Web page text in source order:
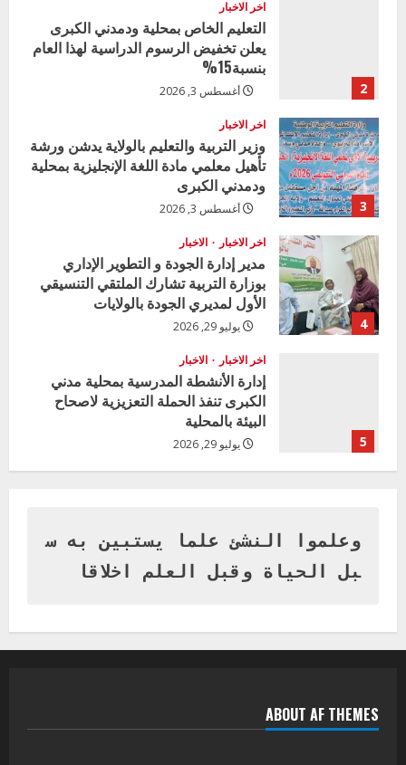
2
اخر الاخبار
التعليم الخاص بمحلية ودمدني الكبرى
يعلن تخفيض الرسوم الدراسية لهذا العام
بنسبة15%
أغسطس 3, 2026
3
اخر الاخبار
وزير التربية والتعليم بالولاية يدشن ورشة
تأهيل معلمي مادة اللغة الإنجليزية بمحلية
ودمدني الكبرى
أغسطس 3, 2026
4
اخر الاخبار الاخبار
مدير إدارة الجودة و التطوير الإداري
بوزارة التربية تشارك الملتقي التنسيقي
الأول لمديري الجودة بالولايات
يوليو 29, 2026
5
اخر الاخبار الاخبار
إدارة الأنشطة المدرسية بمحلية مدني
الكبرى تنفذ الحملة التعزيزية لاصحاح
البيئة بالمحلية
يوليو 29, 2026
بنات بمحلية ود مدني الكبرى
أغسطس 3, 2026
يعلن تخفيض الرسوم الدراسية لهذا العام
بنسبة15%
وزير التربية والتعليم بالولاية يدشن ورشة
وعلموا النشئ علما يستبين به س
بل الحياة وقبل العلم اخلاقا
ABOUT AF THEMES